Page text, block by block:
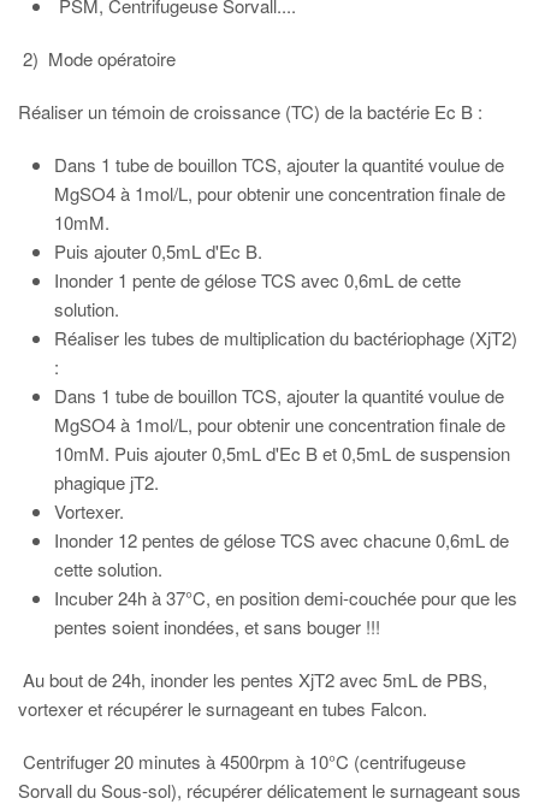
PSM, Centrifugeuse Sorvall....
2) Mode opératoire
Réaliser un témoin de croissance (TC) de la bactérie Ec B :
Dans 1 tube de bouillon TCS, ajouter la quantité voulue de
MgSO4 à 1mol/L, pour obtenir une concentration finale de
10mM.
Puis ajouter 0,5mL d'Ec B.
Inonder 1 pente de gélose TCS avec 0,6mL de cette
solution.
Réaliser les tubes de multiplication du bactériophage (XjT2)
:
Dans 1 tube de bouillon TCS, ajouter la quantité voulue de
MgSO4 à 1mol/L, pour obtenir une concentration finale de
10mM. Puis ajouter 0,5mL d'Ec B et 0,5mL de suspension
phagique jT2.
Vortexer.
Inonder 12 pentes de gélose TCS avec chacune 0,6mL de
cette solution.
Incuber 24h à 37°C, en position demi-couchée pour que les
pentes soient inondées, et sans bouger !!!
Au bout de 24h, inonder les pentes XjT2 avec 5mL de PBS,
vortexer et récupérer le surnageant en tubes Falcon.
Centrifuger 20 minutes à 4500rpm à 10°C (centrifugeuse
Sorvall du Sous-sol), récupérer délicatement le surnageant sous